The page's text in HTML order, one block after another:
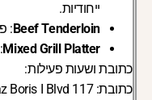
ייחודיות.
Beef Tenderloin
:
Mixed Grill Platter
כתובת ושעות פעילות:
כתובת: Kniaz Boris I Blvd 117, ורנה, בולגריה